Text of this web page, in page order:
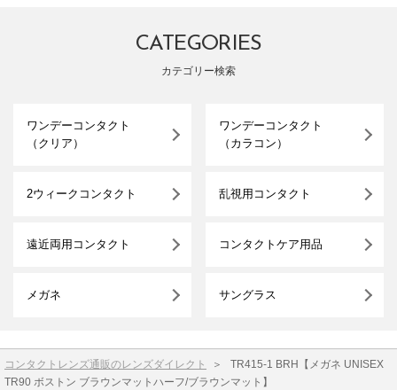
CATEGORIES
カテゴリー検索
ワンデーコンタクト
（クリア）
ワンデーコンタクト
（カラコン）
2ウィークコンタクト 乱視用コンタクト
遠近両用コンタクト コンタクトケア用品
メガネ サングラス
コンタクトレンズ通販のレンズダイレクト ＞ TR415-1 BRH【メガネ UNISEX
TR90 ボストン ブラウンマットハーフ/ブラウンマット】